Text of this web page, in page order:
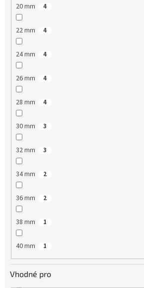
20 mm 4
22 mm 4
24 mm 4
26 mm 4
28 mm 4
30 mm 3
32 mm 3
34 mm 2
36 mm 2
38 mm 1
40 mm 1
Vhodné pro